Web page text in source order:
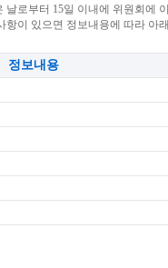
날로부터 15일 이내에 위원회에
항이 있으면 정보내용에 따라 아
정보내용